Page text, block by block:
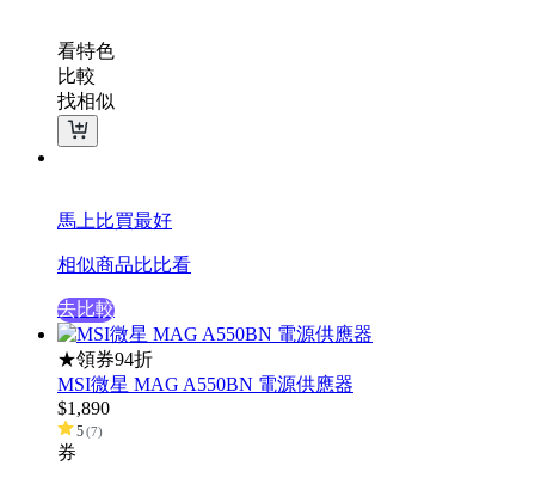
看特色
比較
找相似
馬上比買最好
相似商品比比看
去比較
★領券94折
MSI微星 MAG A550BN 電源供應器
$1,890
5(7)
券